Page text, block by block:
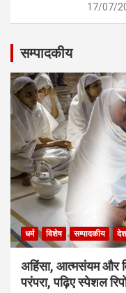
17/07/
सम्पादकीय
धर्म विशेष सम्पादकीय देश
अहिंसा, आत्मसंयम और
परंपरा, पढ़िए स्पेशल